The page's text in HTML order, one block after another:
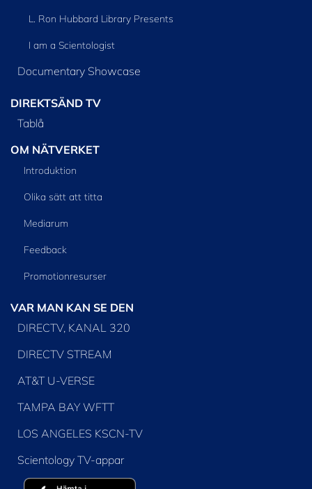
L. Ron Hubbard Library Presents
I am a Scientologist
Documentary Showcase
DIREKTSÄND TV
Tablå
OM NÄTVERKET
Introduktion
Olika sätt att titta
Mediarum
Feedback
Promotionresurser
VAR MAN KAN SE DEN
DIRECTV, KANAL 320
DIRECTV STREAM
AT&T U-VERSE
TAMPA BAY WFTT
LOS ANGELES KSCN-TV
Scientology TV-appar